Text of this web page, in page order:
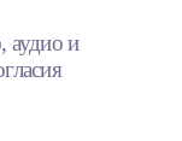
аудио и